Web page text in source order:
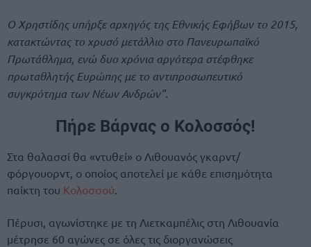
Ο Χρηστίδης υπήρξε αρχηγός της Εθνικής Εφήβων το 2015,
κατακτώντας το χρυσό μετάλλιο στο Πανευρωπαϊκό
Πρωτάθλημα, ενώ δυο χρόνια αργότερα στέφθηκε
πρωταθλητής Ευρώπης με το αντιπροσωπευτικό
συγκρότημα των Νέων Ανδρών”.
Πήρε Βάρνας ο Κολοσσός!
Στα θαλασσί θα «ντυθεί» ο Λιθουανός γκαρντ/
φόργουορντ, ο οποίος αποτελεί με κάθε επισημότητα
παίκτη του Κολοσσού.
Πέρυσι, αγωνίστηκε με τη Λιετκαμπέλις στη Λιθουανία
μέτρησε 60 αγώνες σε όλες τις διοργανώσεις